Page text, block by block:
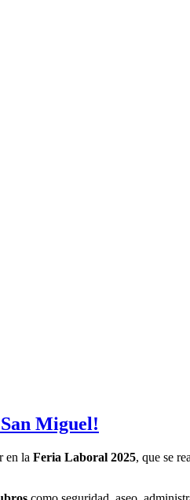
Miguel!
en la Feria Laboral 2025, que se